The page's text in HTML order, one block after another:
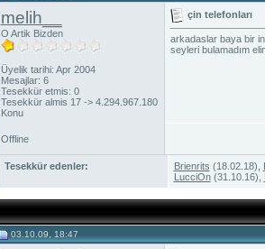
melih__
O Artik Bizden
Üyelik tarihi: Apr 2004
Mesajlar: 6
Tesekkür etmis: 0
Tesekkür almis 17 -> 4.294.967.180
Konu
çin telefonları
arkadaslar baya bir
seyleri bulamadım
Offline
Tesekkür edenler: Brienrits (18.02.18),
LucciOn(31.10.16),
03.10.09, 18:47